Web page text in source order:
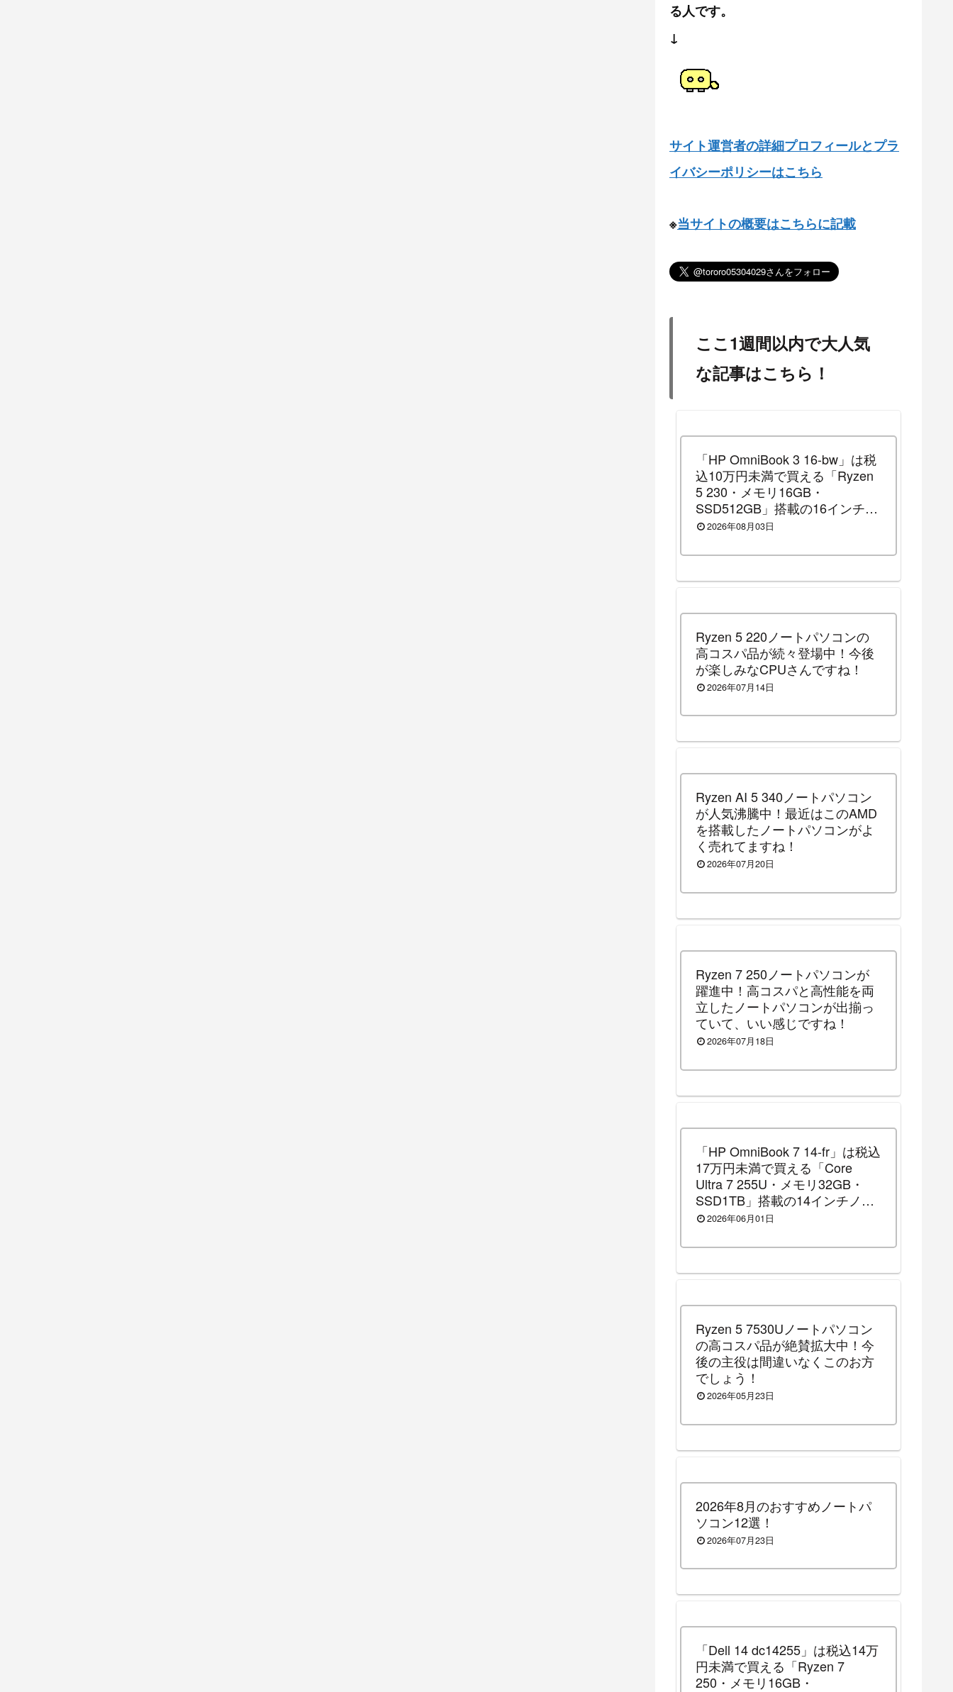
る人です。
↓
サイト運営者の詳細プロフィールとプラ
イバシーポリシーはこちら
※当サイトの概要はこちらに記載
ここ1週間以内で大人気
な記事はこちら！
「HP OmniBook 3 16-bw」は税
込10万円未満で買える「Ryzen
5 230・メモリ16GB・
SSD512GB」搭載の16インチノ
ートパソコンです！（2026年8
ル中）
2026年08月03日
Ryzen 5 220ノートパソコンの
高コスパ品が続々登場中！今後
が楽しみなCPUさんですね！
2026年07月14日
Ryzen AI 5 340ノートパソコン
が人気沸騰中！最近はこのAMD
を搭載したノートパソコンがよ
く売れてますね！
2026年07月20日
Ryzen 7 250ノートパソコンが
躍進中！高コスパと高性能を両
立したノートパソコンが出揃っ
ていて、いい感じですね！
2026年07月18日
「HP OmniBook 7 14-fr」は税込
17万円未満で買える「Core
Ultra 7 255U・メモリ32GB・
SSD1TB」搭載の14インチノー
トパソコンです！（2026年8月3
中）
2026年06月01日
Ryzen 5 7530Uノートパソコン
の高コスパ品が絶賛拡大中！今
後の主役は間違いなくこのお方
でしょう！
2026年05月23日
2026年8月のおすすめノートパ
ソコン12選！
2026年07月23日
「Dell 14 dc14255」は税込14万
円未満で買える「Ryzen 7
250・メモリ16GB・